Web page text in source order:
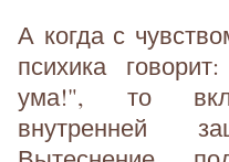
А когда с
психика
ума!", то
внутренней